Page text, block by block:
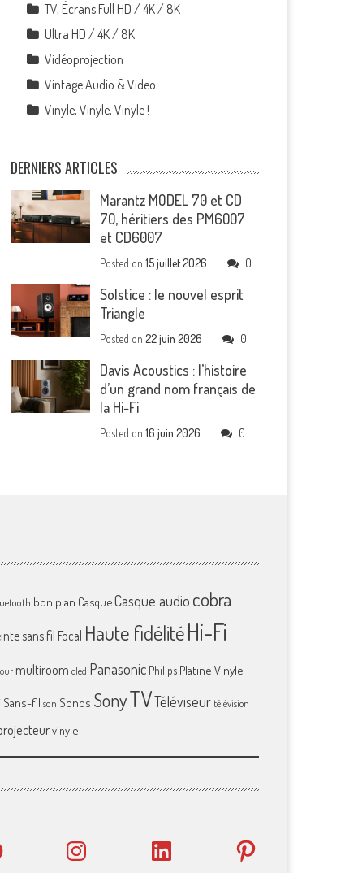
TV, Écrans Full HD / 4K / 8K
Ultra HD / 4K / 8K
Vidéoprojection
Vintage Audio & Video
Vinyle, Vinyle, Vinyle !
DERNIERS ARTICLES
Marantz MODEL 70 et CD
70, héritiers des PM6007
et CD6007
Posted on15 juillet 2026 0
Solstice : le nouvel esprit
Triangle
Posted on22 juin 2026 0
Davis Acoustics : l’histoire
d’un grand nom français de
la Hi-Fi
Posted on16 juin 2026 0
bon plan CasqueCasque audio cobra
sans fil Focal Haute fidélitéHi-Fi
multiroom oled Panasonic Philips Platine Vinyle
Sans-fil son Sonos SonyTVTéléviseur télévision
vinyle
Instagram LinkedIn Pinterest